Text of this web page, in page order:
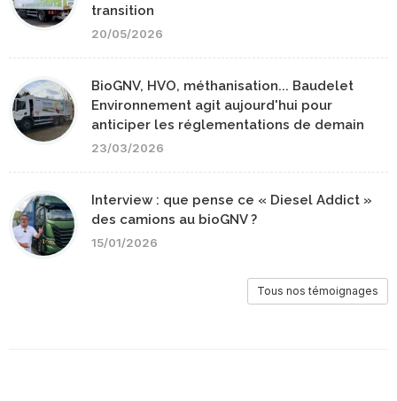
transition
20/05/2026
BioGNV, HVO, méthanisation... Baudelet
Environnement agit aujourd'hui pour
anticiper les réglementations de demain
23/03/2026
Interview : que pense ce « Diesel Addict »
des camions au bioGNV ?
15/01/2026
Tous nos témoignages